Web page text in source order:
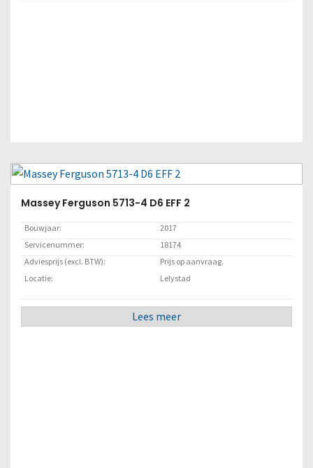
Massey Ferguson 5713-4 D6 EFF 2
Bouwjaar:
2017
Servicenummer:
18174
Adviesprijs (excl. BTW):
Prijs op aanvraag.
Locatie:
Lelystad
Lees meer